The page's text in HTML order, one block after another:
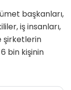
başkanları,
iş insanları,
şirketlerin
bin kişinin